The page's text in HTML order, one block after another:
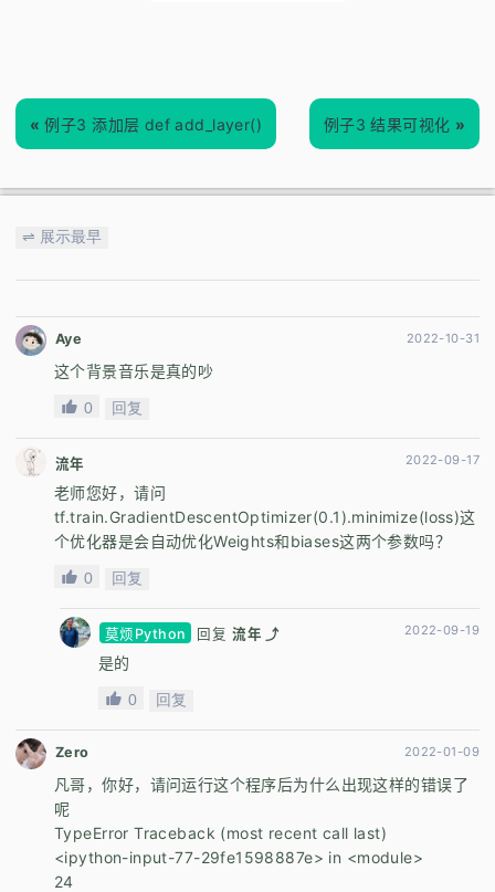
« 例子3 添加层 def add_layer() 例子3 结果可视化 »
⇌ 展示最早
Aye 2022-10-31
这个背景音乐是真的吵
0 回复
流年 2022-09-17
老师您好，请问
tf.train.GradientDescentOptimizer(0.1).minimize(loss)这
个优化器是会自动优化Weights和biases这两个参数吗？
0 回复
莫烦Python 回复 流年 ⤴ 2022-09-19
是的
0 回复
Zero 2022-01-09
凡哥，你好，请问运行这个程序后为什么出现这样的错误了
呢
TypeError Traceback (most recent call last)
<ipython-input-77-29fe1598887e> in <module>
24